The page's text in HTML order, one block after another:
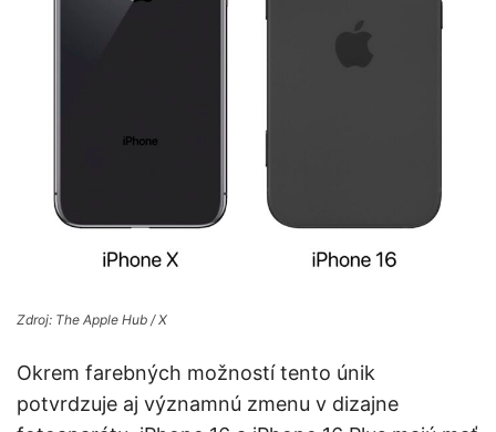
Zdroj: The Apple Hub / X
Okrem farebných možností tento únik
potvrdzuje aj významnú zmenu v dizajne